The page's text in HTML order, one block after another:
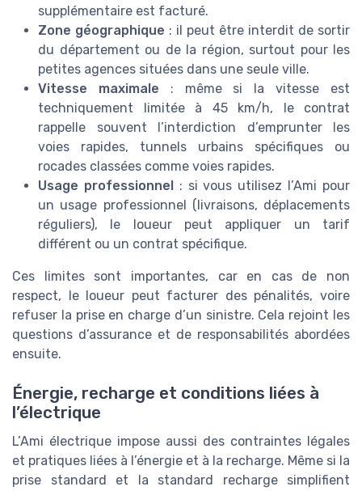
supplémentaire est facturé.
Zone géographique : il peut être interdit de sortir
du département ou de la région, surtout pour les
petites agences situées dans une seule ville.
Vitesse maximale : même si la vitesse est
techniquement limitée à 45 km/h, le contrat
rappelle souvent l’interdiction d’emprunter les
voies rapides, tunnels urbains spécifiques ou
rocades classées comme voies rapides.
Usage professionnel: si vous utilisez l’Ami pour
un usage professionnel (livraisons, déplacements
réguliers), le loueur peut appliquer un tarif
différent ou un contrat spécifique.
Ces limites sont importantes, car en cas de non
respect, le loueur peut facturer des pénalités, voire
refuser la prise en charge d’un sinistre. Cela rejoint les
questions d’assurance et de responsabilités abordées
ensuite.
Énergie, recharge et conditions liées à
l’électrique
L’Ami électrique impose aussi des contraintes légales
et pratiques liées à l’énergie et à la recharge. Même si la
prise standard et la standard recharge simplifient